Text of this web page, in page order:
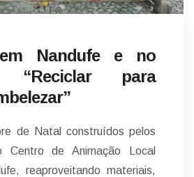
Nandufe e no
“Reciclar para
de Natal construídos pelos
Centro de Animação Local
reaproveitando materiais,